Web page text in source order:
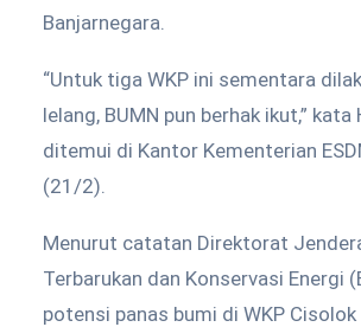
Banjarnegara.
“Untuk tiga WKP ini sementara
lelang, BUMN pun berhak ikut,”
ditemui di Kantor Kementerian
(21/2).
Menurut catatan Direktorat
Terbarukan dan Konservasi Energi
potensi panas bumi di WKP